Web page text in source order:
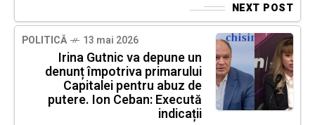
NEXT POST
POLITICĂ 13 mai 2026
Irina Gutnic va depune un
denunț împotriva primarului
Capitalei pentru abuz de
putere. Ion Ceban: Execută
indicații